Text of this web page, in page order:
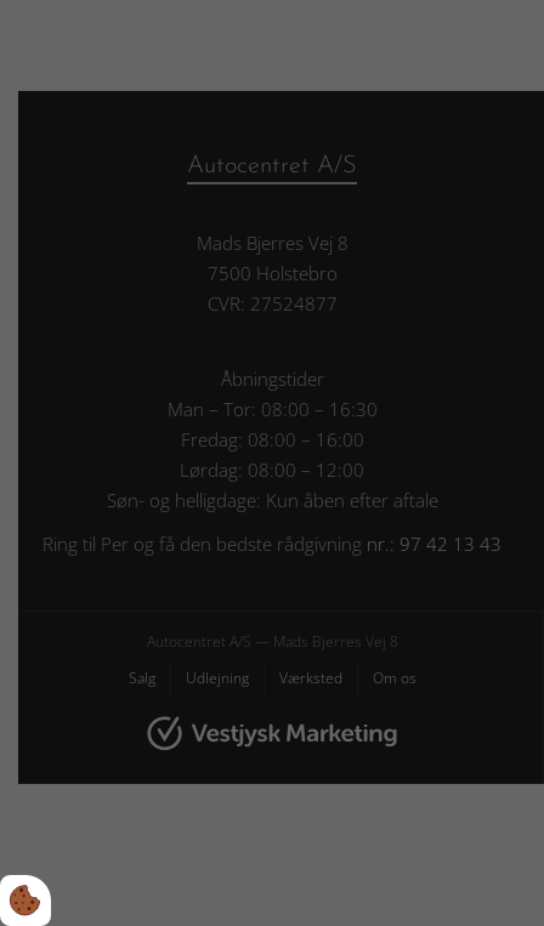
Autocentret A/S
Mads Bjerres Vej 8
7500 Holstebro
CVR: 27524877
Åbningstider
Man – Tor: 08:00 – 16:30
Fredag: 08:00 – 16:00
Lørdag: 08:00 – 12:00
Søn- og helligdage: Kun åben efter aftale
Ring til Per og få den bedste rådgivning nr.: 97 42 13 43
Autocentret A/S — Mads Bjerres Vej 8
Salg
Udlejning Værksted Om os